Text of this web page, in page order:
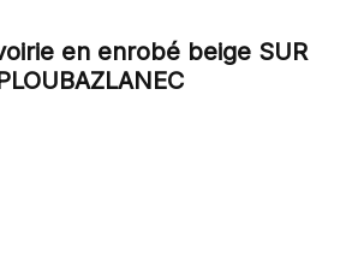
en enrobé beige SUR